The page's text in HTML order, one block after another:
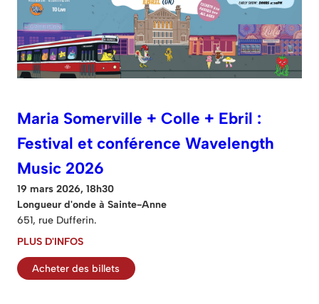
Maria Somerville + Colle + Ebril :
Festival et conférence Wavelength
Music 2026
19 mars 2026, 18h30
Longueur d'onde à Sainte-Anne
651, rue Dufferin.
PLUS D'INFOS
Acheter des billets